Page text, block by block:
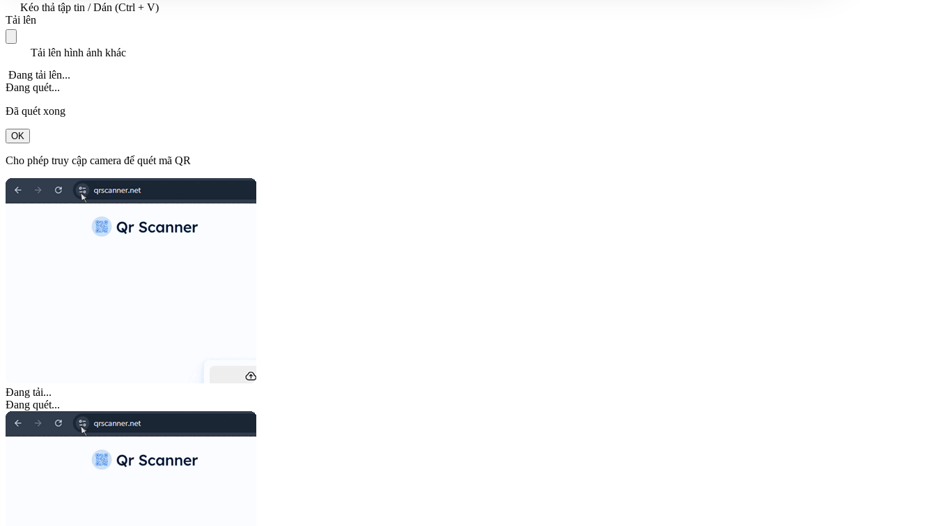
Kéo thả tập tin / Dán (Ctrl + V)
Tải lên
Tải lên hình ảnh khác
Đang tải lên...
Đang quét...
Đã quét xong
OK
Cho phép truy cập camera để quét mã QR
Đang tải...
Đang quét...